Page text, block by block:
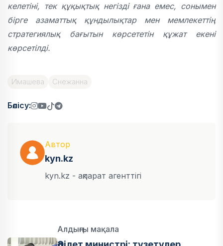
келетіні, тек құқықтық негізді ғана емес, сонымен
бірге азаматтық құндылықтар мен мемлекеттің
стратегиялық бағытын көрсететін құжат екені
көрсетілді.
Имашева Снежанна
Бөлісу:
Автор
kyn.kz
kyn.kz - ақпарат агенттігі
Алдыңғы мақала